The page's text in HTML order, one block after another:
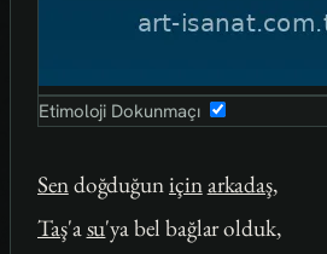
Etimoloji Dokunmaçı
Sendoğduğuniçinarkadaş,
Taş'asu'ya bel bağlar olduk,